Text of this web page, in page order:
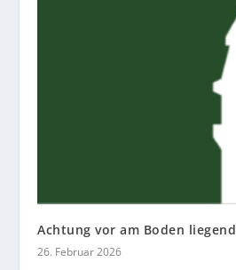
Achtung vor am Boden
26. Februar 2026